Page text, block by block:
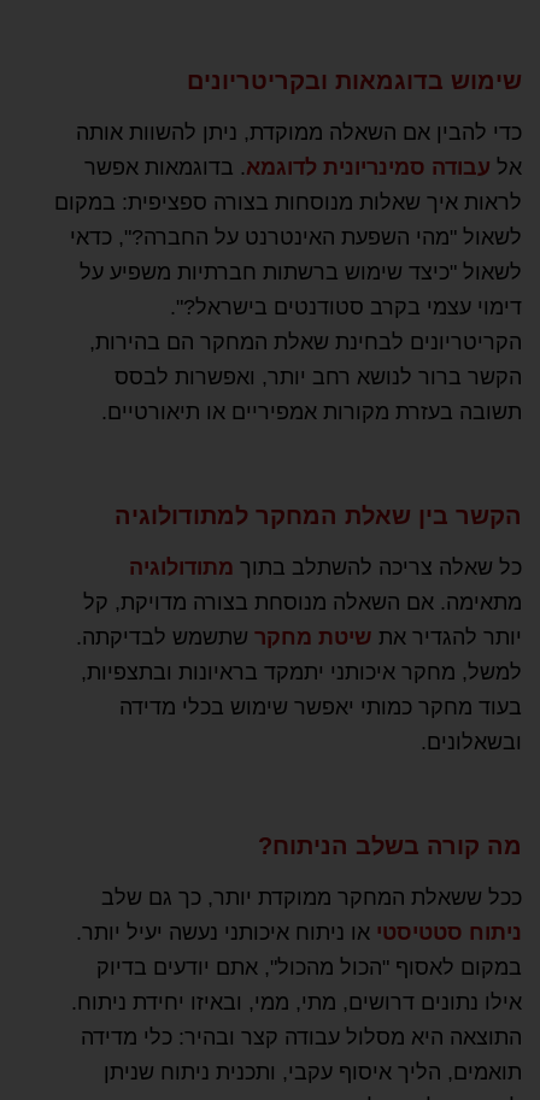
שימוש בדוגמאות ובקריטריונים
כדי להבין אם השאלה ממוקדת, ניתן להשוות אותה
אל עבודה סמינריונית לדוגמא. בדוגמאות אפשר
לראות איך שאלות מנוסחות בצורה ספציפית: במקום
לשאול "מהי השפעת האינטרנט על החברה?", כדאי
לשאול "כיצד שימוש ברשתות חברתיות משפיע על
דימוי עצמי בקרב סטודנטים בישראל?".
הקריטריונים לבחינת שאלת המחקר הם בהירות,
הקשר ברור לנושא רחב יותר, ואפשרות לבסס
תשובה בעזרת מקורות אמפיריים או תיאורטיים.
הקשר בין שאלת המחקר למתודולוגיה
כל שאלה צריכה להשתלב בתוך מתודולוגיה
מתאימה. אם השאלה מנוסחת בצורה מדויקת, קל
יותר להגדיר את שיטת מחקר שתשמש לבדיקתה.
למשל, מחקר איכותני יתמקד בראיונות ובתצפיות,
בעוד מחקר כמותי יאפשר שימוש בכלי מדידה
ובשאלונים.
מה קורה בשלב הניתוח?
ככל ששאלת המחקר ממוקדת יותר, כך גם שלב
ניתוח סטטיסטי או ניתוח איכותני נעשה יעיל יותר.
במקום לאסוף "הכול מהכול", אתם יודעים בדיוק
אילו נתונים דרושים, מתי, ממי, ובאיזו יחידת ניתוח.
התוצאה היא מסלול עבודה קצר ובהיר: כלי מדידה
תואמים, הליך איסוף עקבי, ותכנית ניתוח שניתן